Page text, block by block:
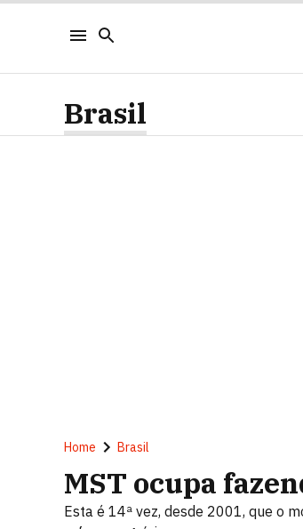
Brasil
Home Brasil
MST ocupa
Esta é 14ª vez, desde 2001, que o